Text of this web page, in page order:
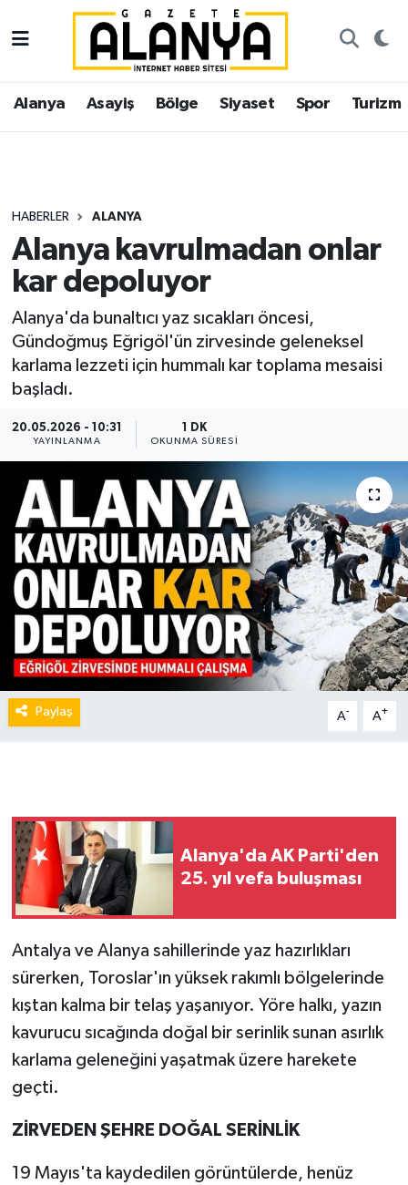
Alanya Asayiş Bölge Siyaset Spor Turizm
HABERLER ALANYA
Alanya kavrulmadan onlar
kar depoluyor
Alanya'da bunaltıcı yaz sıcakları öncesi,
Gündoğmuş Eğrigöl'ün zirvesinde geleneksel
karlama lezzeti için hummalı kar toplama mesaisi
başladı.
20.05.2026 - 10:31
YAYINLANMA
1 DK
OKUNMA SÜRESI
Paylaş A- A+
Alanya'da AK Parti'den
25. yıl vefa buluşması
Antalya ve Alanya sahillerinde yaz hazırlıkları
sürerken, Toroslar'ın yüksek rakımlı bölgelerinde
kıştan kalma bir telaş yaşanıyor. Yöre halkı, yazın
kavurucu sıcağında doğal bir serinlik sunan asırlık
karlama geleneğini yaşatmak üzere harekete
geçti.
ZİRVEDEN ŞEHRE DOĞAL SERİNLİK
19 Mayıs'ta kaydedilen görüntülerde, henüz
Alanya
Asayiş
Siyaset
Spor
Turizm
Ekonomi
Gazipaşa
İstanbul Nöbetçi Eczaneler
İstanbul Hava Durumu
Süper Lig Puan Durumu ve Fikstür
Tüm Manşetler
Son Dakika Haberleri
Haber Arşivi